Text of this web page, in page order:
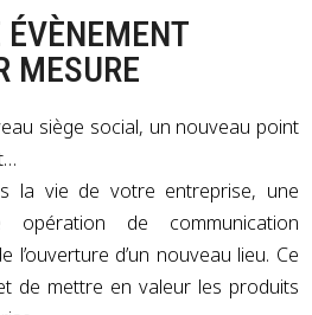
ÉVÈNEMENT
MESURE
siège social, un nouveau point
la vie de votre entreprise, une
de communication
l’ouverture d’un nouveau lieu. Ce
de mettre en valeur les produits